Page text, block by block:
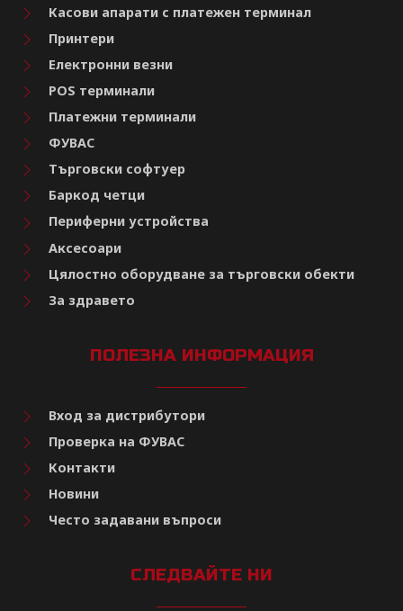
Касови апарати с платежен терминал
Принтери
Електронни везни
POS терминали
Платежни терминали
ФУВАС
Търговски софтуер
Баркод четци
Периферни устройства
Аксесоари
Цялостно оборудване за търговски обекти
За здравето
ПОЛЕЗНА ИНФОРМАЦИЯ
Вход за дистрибутори
Проверка на ФУВАС
Контакти
Новини
Често задавани въпроси
СЛЕДВАЙТЕ НИ